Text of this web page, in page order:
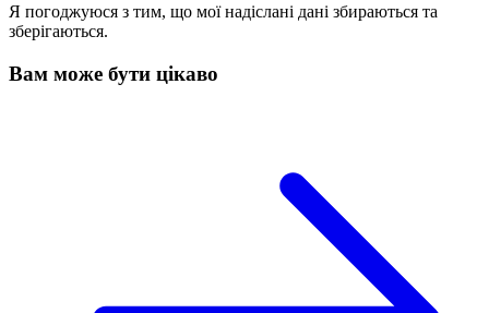
Я погоджуюся з тим, що мої надіслані дані збираються та
зберігаються.
Вам може бути цікаво